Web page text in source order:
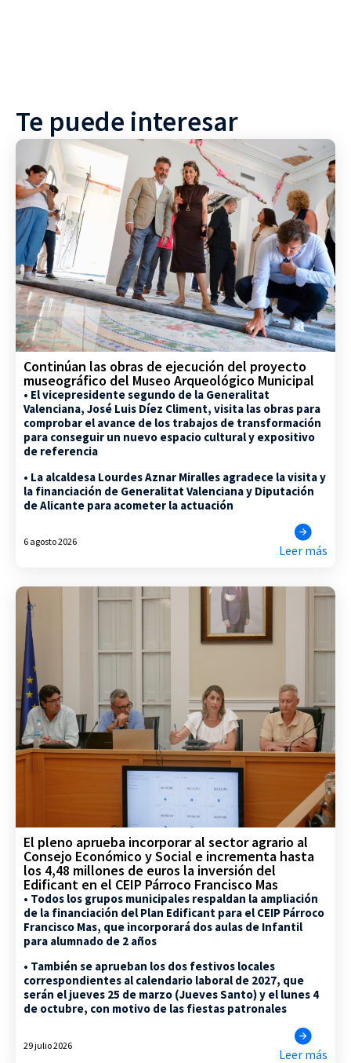
Te puede interesar
Continúan las obras de ejecución del proyecto
museográfico del Museo Arqueológico Municipal
• El vicepresidente segundo de la Generalitat
Valenciana, José Luis Díez Climent, visita las obras para
comprobar el avance de los trabajos de transformación
para conseguir un nuevo espacio cultural y expositivo
de referencia
• La alcaldesa Lourdes Aznar Miralles agradece la visita y
la financiación de Generalitat Valenciana y Diputación
de Alicante para acometer la actuación
6 agosto 2026
Leer más
El pleno aprueba incorporar al sector agrario al
Consejo Económico y Social e incrementa hasta
los 4,48 millones de euros la inversión del
Edificant en el CEIP Párroco Francisco Mas
• Todos los grupos municipales respaldan la ampliación
de la financiación del Plan Edificant para el CEIP Párroco
Francisco Mas, que incorporará dos aulas de Infantil
para alumnado de 2 años
• También se aprueban los dos festivos locales
correspondientes al calendario laboral de 2027, que
serán el jueves 25 de marzo (Jueves Santo) y el lunes 4
de octubre, con motivo de las fiestas patronales
29 julio 2026
Leer más